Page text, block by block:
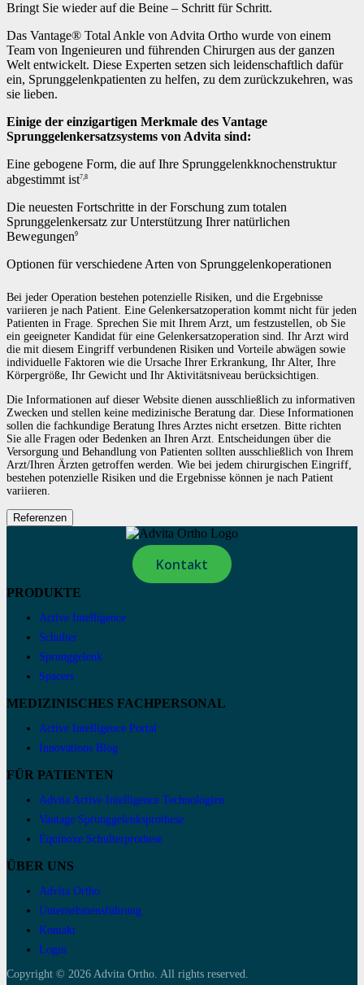
Bringt Sie wieder auf die Beine – Schritt für Schritt.
Das Vantage® Total Ankle von Advita Ortho wurde von einem
Team von Ingenieuren und führenden Chirurgen aus der ganzen
Welt entwickelt. Diese Experten setzen sich leidenschaftlich dafür
ein, Sprunggelenkpatienten zu helfen, zu dem zurückzukehren, was
sie lieben.
Einige der einzigartigen Merkmale des Vantage
Sprunggelenkersatzsystems von Advita sind:
Eine gebogene Form, die auf Ihre Sprunggelenkknochenstruktur
abgestimmt ist7,8
Die neuesten Fortschritte in der Forschung zum totalen
Sprunggelenkersatz zur Unterstützung Ihrer natürlichen
Bewegungen9
Optionen für verschiedene Arten von Sprunggelenkoperationen
Bei jeder Operation bestehen potenzielle Risiken, und die Ergebnisse
variieren je nach Patient. Eine Gelenkersatzoperation kommt nicht für jeden
Patienten in Frage. Sprechen Sie mit Ihrem Arzt, um festzustellen, ob Sie
ein geeigneter Kandidat für eine Gelenkersatzoperation sind. Ihr Arzt wird
die mit diesem Eingriff verbundenen Risiken und Vorteile abwägen sowie
individuelle Faktoren wie die Ursache Ihrer Erkrankung, Ihr Alter, Ihre
Körpergröße, Ihr Gewicht und Ihr Aktivitätsniveau berücksichtigen.
Die Informationen auf dieser Website dienen ausschließlich zu informativen
Zwecken und stellen keine medizinische Beratung dar. Diese Informationen
sollen die fachkundige Beratung Ihres Arztes nicht ersetzen. Bitte richten
Sie alle Fragen oder Bedenken an Ihren Arzt. Entscheidungen über die
Versorgung und Behandlung von Patienten sollten ausschließlich von Ihrem
Arzt/Ihren Ärzten getroffen werden. Wie bei jedem chirurgischen Eingriff,
bestehen potenzielle Risiken und die Ergebnisse können je nach Patient
variieren.
Referenzen
Kontakt
PRODUKTE
Active Intelligence
Schulter
Sprunggelenk
Spacers
MEDIZINISCHES FACHPERSONAL
Active Intelligence Portal
Innovations Blog
FÜR PATIENTEN
Advita Active Intelligence Technologien
Vantage Sprunggelenksprothese
Equinoxe Schulterprothese
ÜBER UNS
Advita Ortho
Unternehmensführung
Kontakt
Login
Copyright © 2026 Advita Ortho. All rights reserved.